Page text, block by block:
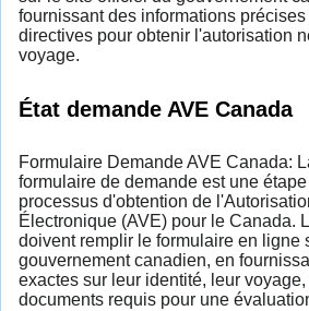
fournissant des informations
directives pour obtenir l'autorisation
voyage.
État demande AVE Canada
Formulaire Demande AVE Canada:
formulaire de demande est une
processus d'obtention de
Électronique (AVE) pour le Canada.
doivent remplir le formulaire en ligne
gouvernement canadien, en
exactes sur leur identité, leur
documents requis pour une